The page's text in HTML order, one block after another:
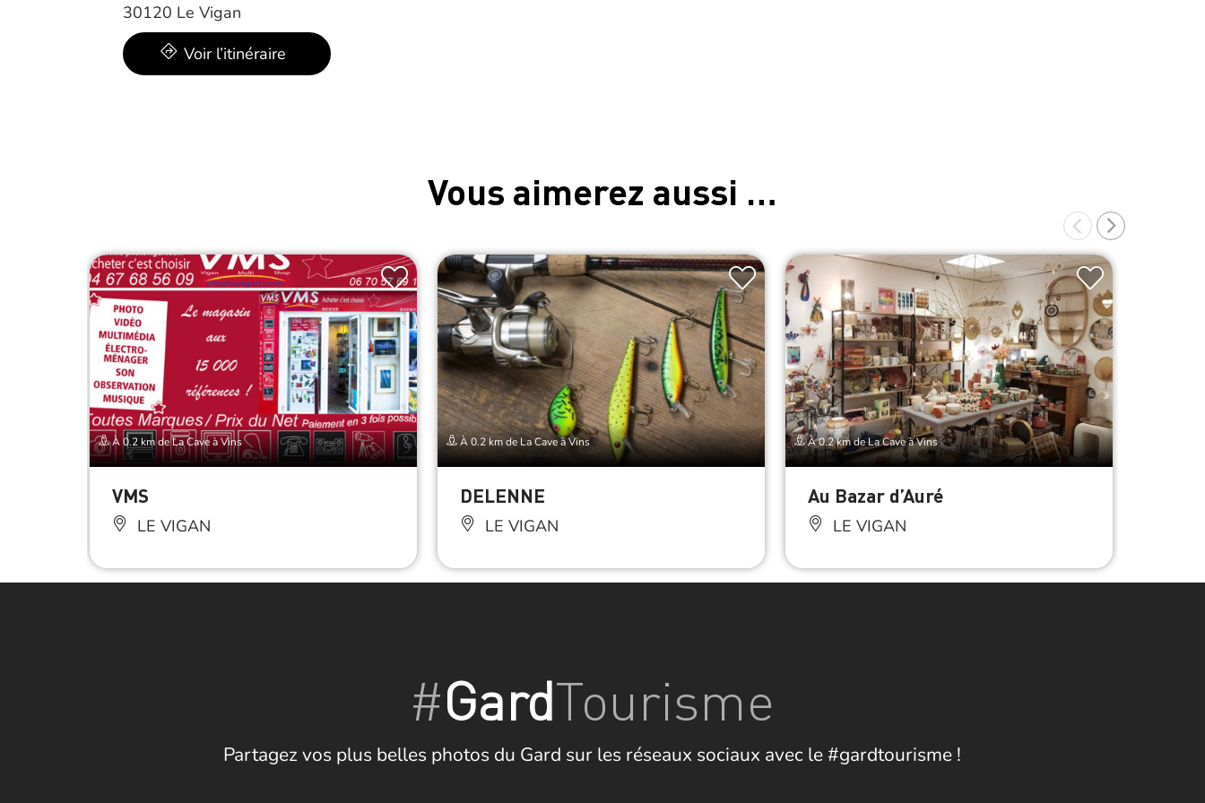
30120 Le Vigan
Voir l’itinéraire
Vous aimerez aussi …
À 0.2 km de La Cave à Vins
VMS
LE VIGAN
À 0.2 km de La Cave à Vins
DELENNE
LE VIGAN
À 0.2 km de La Cave à Vins
Au Bazar d’Auré
LE VIGAN
#GardTourisme
Partagez vos plus belles photos du Gard sur les réseaux sociaux avec le #gardtourisme !